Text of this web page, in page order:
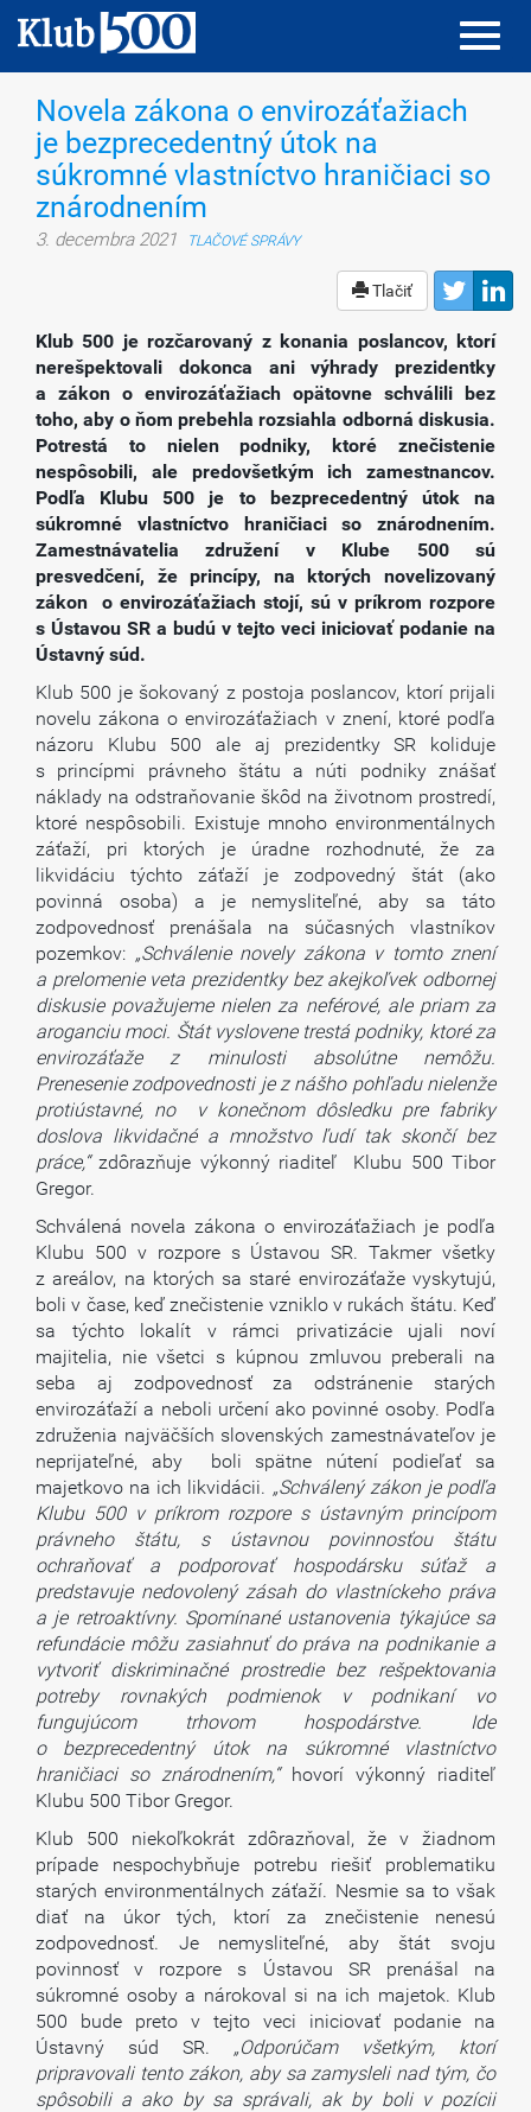
Novela zákona o envirozáťažiach
je bezprecedentný útok na
súkromné vlastníctvo hraničiaci so
znárodnením
3. decembra 2021 TLAČOVÉ SPRÁVY
Tlačiť
Klub 500 je rozčarovaný z konania poslancov, ktorí
nerešpektovali dokonca ani výhrady prezidentky
a zákon o envirozáťažiach opätovne schválili bez
toho, aby o ňom prebehla rozsiahla odborná diskusia.
Potrestá to nielen podniky, ktoré znečistenie
nespôsobili, ale predovšetkým ich zamestnancov.
Podľa Klubu 500 je to bezprecedentný útok na
súkromné vlastníctvo hraničiaci so znárodnením.
Zamestnávatelia združení v Klube 500 sú
presvedčení, že princípy, na ktorých novelizovaný
zákon o envirozáťažiach stojí, sú v príkrom rozpore
s Ústavou SR a budú v tejto veci iniciovať podanie na
Ústavný súd.
Klub 500 je šokovaný z postoja poslancov, ktorí prijali
novelu zákona o envirozáťažiach v znení, ktoré podľa
názoru Klubu 500 ale aj prezidentky SR koliduje
s princípmi právneho štátu a núti podniky znášať
náklady na odstraňovanie škôd na životnom prostredí,
ktoré nespôsobili. Existuje mnoho environmentálnych
záťaží, pri ktorých je úradne rozhodnuté, že za
likvidáciu týchto záťaží je zodpovedný štát (ako
povinná osoba) a je nemysliteľné, aby sa táto
zodpovednosť prenášala na súčasných vlastníkov
pozemkov: „Schválenie novely zákona v tomto znení
a prelomenie veta prezidentky bez akejkoľvek odbornej
diskusie považujeme nielen za neférové, ale priam za
aroganciu moci. Štát vyslovene trestá podniky, ktoré za
envirozáťaže z minulosti absolútne nemôžu.
Prenesenie zodpovednosti je z nášho pohľadu nielenže
protiústavné, no v konečnom dôsledku pre fabriky
doslova likvidačné a množstvo ľudí tak skončí bez
práce,“ zdôrazňuje výkonný riaditeľ Klubu 500 Tibor
Gregor.
Schválená novela zákona o envirozáťažiach je podľa
Klubu 500 v rozpore s Ústavou SR. Takmer všetky
z areálov, na ktorých sa staré envirozáťaže vyskytujú,
boli v čase, keď znečistenie vzniklo v rukách štátu. Keď
sa týchto lokalít v rámci privatizácie ujali noví
majitelia, nie všetci s kúpnou zmluvou preberali na
seba aj zodpovednosť za odstránenie starých
envirozáťaží a neboli určení ako povinné osoby. Podľa
združenia najväčších slovenských zamestnávateľov je
neprijateľné, aby boli spätne nútení podieľať sa
majetkovo na ich likvidácii. „Schválený zákon je podľa
Klubu 500 v príkrom rozpore s ústavným princípom
právneho štátu, s ústavnou povinnosťou štátu
ochraňovať a podporovať hospodársku súťaž a
predstavuje nedovolený zásah do vlastníckeho práva
a je retroaktívny. Spomínané ustanovenia týkajúce sa
refundácie môžu zasiahnuť do práva na podnikanie a
vytvoriť diskriminačné prostredie bez rešpektovania
potreby rovnakých podmienok v podnikaní vo
fungujúcom trhovom hospodárstve. Ide
o bezprecedentný útok na súkromné vlastníctvo
hraničiaci so znárodnením,“hovorí výkonný riaditeľ
Klubu 500 Tibor Gregor.
Klub 500 niekoľkokrát zdôrazňoval, že v žiadnom
prípade nespochybňuje potrebu riešiť problematiku
starých environmentálnych záťaží. Nesmie sa to však
diať na úkor tých, ktorí za znečistenie nenesú
zodpovednosť. Je nemysliteľné, aby štát svoju
povinnosť v rozpore s Ústavou SR prenášal na
súkromné osoby a nárokoval si na ich majetok. Klub
500 bude preto v tejto veci iniciovať podanie na
Ústavný súd SR. „Odporúčam všetkým, ktorí
pripravovali tento zákon, aby sa zamysleli nad tým, čo
spôsobili a ako by sa správali, ak by boli v pozícii